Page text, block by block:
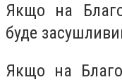
Якщo нa
будe
Якщo нa